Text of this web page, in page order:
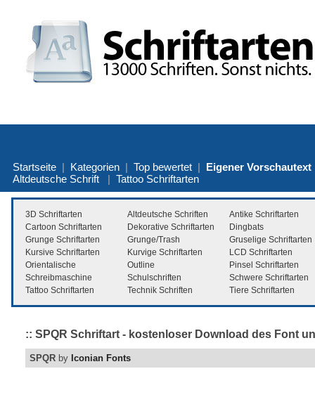
Startseite | Kategorien | Top bewertet | Eigener Vorschautext
Altdeutsche Schrift | Tattoo Schriftarten
3D Schriftarten Altdeutsche Schriften
Antike Schriftarten
Cartoon Schriftarten
Dekorative Schriftarten
Dingbats
Grunge Schriftarten
Grunge/Trash
Gruselige Schriftarten
Kursive Schriftarten
Kurvige Schriftarten
LCD Schriftarten
Orientalische
Outline
Pinsel Schriftarten
Schreibmaschine
Schulschriften
Schwere Schriftarten
Tattoo Schriftarten
Technik Schriften Tiere Schriftarten
:: SPQR Schriftart - kostenloser Download des Font
SPQR by Iconian Fonts